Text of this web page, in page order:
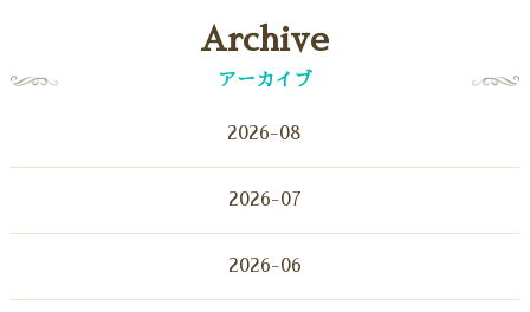
Archive
アーカイブ
2026-08
2026-07
2026-06